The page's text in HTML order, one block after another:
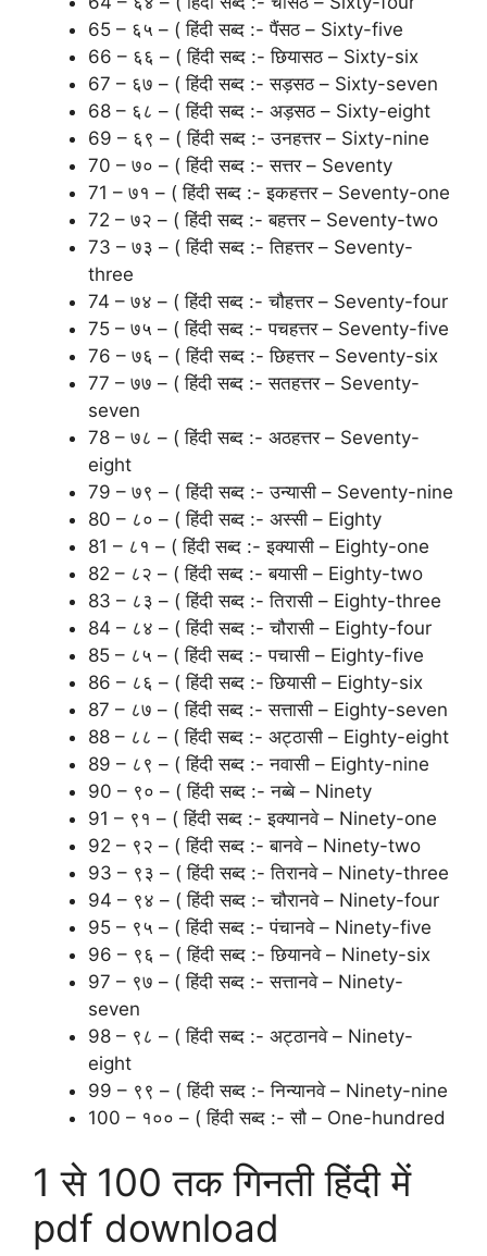
65 – ६५ – ( हिंदी सब्द :- पैंसठ – Sixty-five
66 – ६६ – ( हिंदी सब्द :- छियासठ – Sixty-six
67 – ६७ – ( हिंदी सब्द :- सड़सठ – Sixty-seven
68 – ६८ – ( हिंदी सब्द :- अड़सठ – Sixty-eight
69 – ६९ – ( हिंदी सब्द :- उनहत्तर – Sixty-nine
70 – ७० – ( हिंदी सब्द :- सत्तर – Seventy
71 – ७१ – ( हिंदी सब्द :- इकहत्तर – Seventy-one
72 – ७२ – ( हिंदी सब्द :- बहत्तर – Seventy-two
73 – ७३ – ( हिंदी सब्द :- तिहत्तर – Seventy-
three
74 – ७४ – ( हिंदी सब्द :- चौहत्तर – Seventy-four
75 – ७५ – ( हिंदी सब्द :- पचहत्तर – Seventy-five
76 – ७६ – ( हिंदी सब्द :- छिहत्तर – Seventy-six
77 – ७७ – ( हिंदी सब्द :- सतहत्तर – Seventy-
seven
78 – ७८ – ( हिंदी सब्द :- अठहत्तर – Seventy-
eight
79 – ७९ – ( हिंदी सब्द :- उन्यासी – Seventy-nine
80 – ८० – ( हिंदी सब्द :- अस्सी – Eighty
81 – ८१ – ( हिंदी सब्द :- इक्यासी – Eighty-one
82 – ८२ – ( हिंदी सब्द :- बयासी – Eighty-two
83 – ८३ – ( हिंदी सब्द :- तिरासी – Eighty-three
84 – ८४ – ( हिंदी सब्द :- चौरासी – Eighty-four
85 – ८५ – ( हिंदी सब्द :- पचासी – Eighty-five
86 – ८६ – ( हिंदी सब्द :- छियासी – Eighty-six
87 – ८७ – ( हिंदी सब्द :- सत्तासी – Eighty-seven
88 – ८८ – ( हिंदी सब्द :- अट्ठासी – Eighty-eight
89 – ८९ – ( हिंदी सब्द :- नवासी – Eighty-nine
90 – ९० – ( हिंदी सब्द :- नब्बे – Ninety
91 – ९१ – ( हिंदी सब्द :- इक्यानवे – Ninety-one
92 – ९२ – ( हिंदी सब्द :- बानवे – Ninety-two
93 – ९३ – ( हिंदी सब्द :- तिरानवे – Ninety-three
94 – ९४ – ( हिंदी सब्द :- चौरानवे – Ninety-four
95 – ९५ – ( हिंदी सब्द :- पंचानवे – Ninety-five
96 – ९६ – ( हिंदी सब्द :- छियानवे – Ninety-six
97 – ९७ – ( हिंदी सब्द :- सत्तानवे – Ninety-
seven
98 – ९८ – ( हिंदी सब्द :- अट्ठानवे – Ninety-
eight
99 – ९९ – ( हिंदी सब्द :- निन्यानवे – Ninety-nine
100 – १०० – ( हिंदी सब्द :- सौ – One-hundred
1 से 100 तक गिनती हिंदी में
pdf download